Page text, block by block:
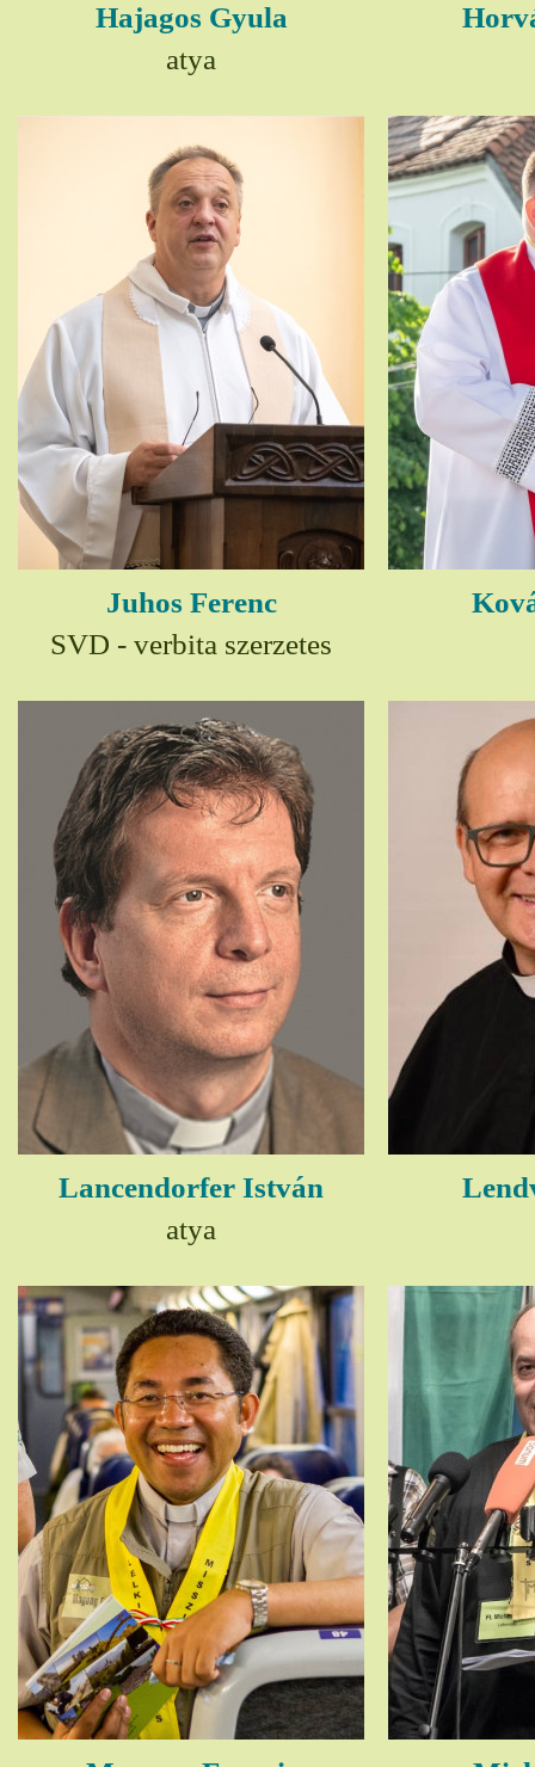
Hajagos Gyula
atya
Juhos Ferenc
SVD - verbita szerzetes
Lancendorfer István
atya